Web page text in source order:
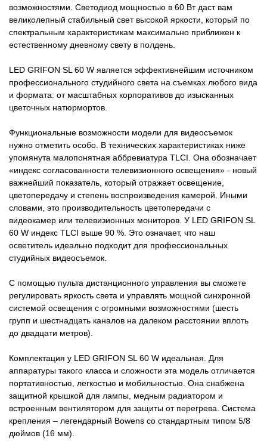
возможностями. Светодиод мощностью в 60 Вт даст вам
великолепный стабильный свет высокой яркости, который по
спектральным характеристикам максимально приближен к
естественному дневному свету в полдень.
LED GRIFON SL 60 W является эффективнейшим источником
профессионального студийного света на съемках любого вида
и формата: от масштабных корпоративов до изысканных
цветочных натюрмортов.
Функциональные возможности модели для видеосъемок
нужно отметить особо. В технических характеристиках ниже
упомянута малопонятная аббревиатура TLCI. Она обозначает
«индекс согласованности телевизионного освещения» - новый
важнейший показатель, который отражает освещение,
цветопередачу и степень воспроизведения камерой. Иными
словами, это производительность цветопередачи с
видеокамер или телевизионных мониторов. У LED GRIFON SL
60 W индекс TLCI выше 90 %. Это означает, что наш
осветитель идеально подходит для профессиональных
студийных видеосъемок.
С помощью пульта дистанционного управления вы сможете
регулировать яркость света и управлять мощной синхронной
системой освещения с огромными возможностями (шесть
групп и шестнадцать каналов на далеком расстоянии вплоть
до двадцати метров).
Комплектация у LED GRIFON SL 60 W идеальная. Для
аппаратуры такого класса и сложности эта модель отличается
портативностью, легкостью и мобильностью. Она снабжена
защитной крышкой для лампы, медным радиатором и
встроенным вентилятором для защиты от перегрева. Система
крепления – легендарный Bowens со стандартным типом 5/8
дюймов (16 мм).